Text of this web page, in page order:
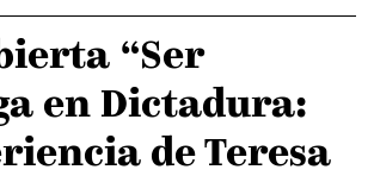
“Ser
en Dictadura:
de Teresa